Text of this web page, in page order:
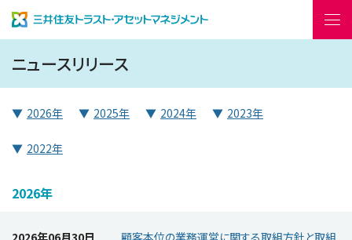
はじめての資産運用
ファンド情報
レポート・コラム
機関投資家の皆様
ニュースリリース
▼ 2026年 ▼ 2025年 ▼ 2024年 ▼ 2023年
▼ 2022年
2026年